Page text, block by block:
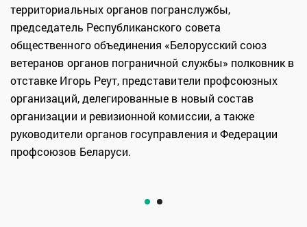
территориальных органов погранслужбы,
председатель Республиканского совета
общественного объединения «Белорусский союз
ветеранов органов пограничной службы» полковник в
отставке Игорь Реут, представители профсоюзных
организаций, делегированные в новый состав
организации и ревизионной комиссии, а также
руководители органов госуправления и Федерации
профсоюзов Беларуси.